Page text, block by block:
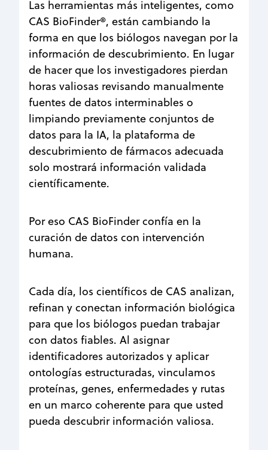
Las herramientas más inteligentes, como
CAS BioFinder®, están cambiando la
forma en que los biólogos navegan por la
información de descubrimiento. En lugar
de hacer que los investigadores pierdan
horas valiosas revisando manualmente
fuentes de datos interminables o
limpiando previamente conjuntos de
datos para la IA, la plataforma de
descubrimiento de fármacos adecuada
solo mostrará información validada
científicamente.
Por eso CAS BioFinder confía en la
curación de datos con intervención
humana.
Cada día, los científicos de CAS analizan,
refinan y conectan información biológica
para que los biólogos puedan trabajar
con datos fiables. Al asignar
identificadores autorizados y aplicar
ontologías estructuradas, vinculamos
proteínas, genes, enfermedades y rutas
en un marco coherente para que usted
pueda descubrir información valiosa.